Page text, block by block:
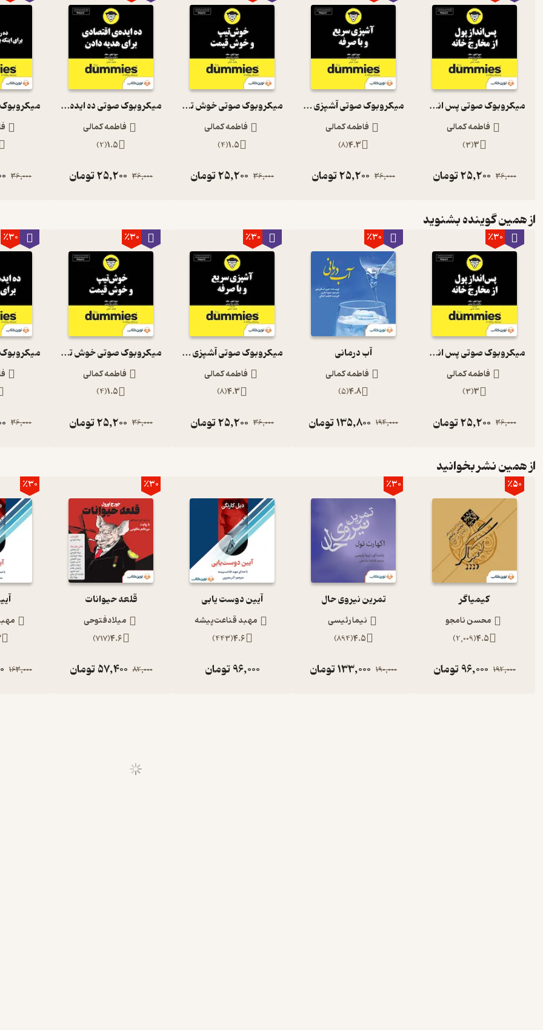
میکروبوک صوتی پس انداز پول از مخارج خانه
فاطمه کمالی
3
(
3
)
36,000
25,200تومان
میکروبوک صوتی آشپزی سریع و باصرفه
فاطمه کمالی
4.3
(
8
)
36,000
25,200تومان
میکروبوک صوتی خوش تیپ و خوش قیمت
فاطمه کمالی
1.5
(
4
)
36,000
25,200تومان
میکروبوک صوتی ده ایده ی اقتصادی برای هدیه دادن
فاطمه کمالی
1.5
(
2
)
36,000
25,200تومان 36,000
از همین گوینده بشنوید
٪30
میکروبوک صوتی پس انداز پول از مخارج خانه
فاطمه کمالی
3
(
3
)
36,000
25,200تومان
٪30
آب درمانی
فاطمه کمالی
4.8
(
5
)
194,000
135,800تومان
٪30
میکروبوک صوتی آشپزی سریع و باصرفه
فاطمه کمالی
4.3
(
8
)
36,000
25,200تومان
٪30
میکروبوک صوتی خوش تیپ و خوش قیمت
فاطمه کمالی
1.5
(
4
)
36,000
25,200تومان
٪30
36,000
از همین نشر بخوانید
٪50
کیمیاگر
محسن نامجو
4.5
(
2,009
)
192,000
96,000تومان
٪30
تمرین نیروی حال
نیما رئیسی
4.5
(
894
)
190,000
133,000تومان
آیین دوست یابی
مهبد قناعت‌پیشه
4.6
(
443
)
96,000تومان
٪30
قلعه حیوانات
میلادفتوحی
4.6
(
717
)
82,000
57,400تومان
٪30
163,000